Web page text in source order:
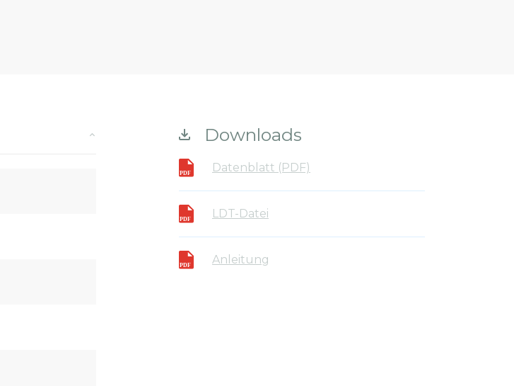
Downloads
Datenblatt (PDF)
LDT-Datei
Anleitung